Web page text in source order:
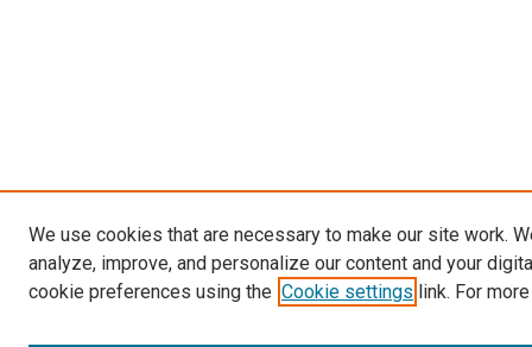
We use cookies that are necessary to make our site work.
analyze, improve, and personalize our content and your
cookie preferences using the Cookie settings link. For